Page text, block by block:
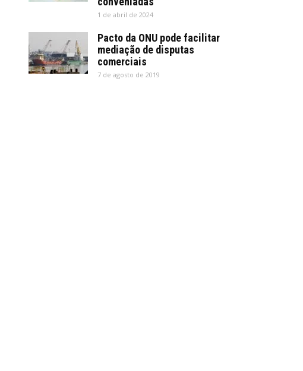
1 de abril de 2024
Pacto da ONU pode facilitar
mediação de disputas
comerciais
7 de agosto de 2019